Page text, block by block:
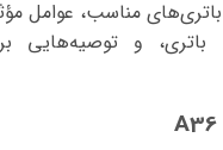
باتری‌های مناسب، عوامل
و توصیه‌هایی